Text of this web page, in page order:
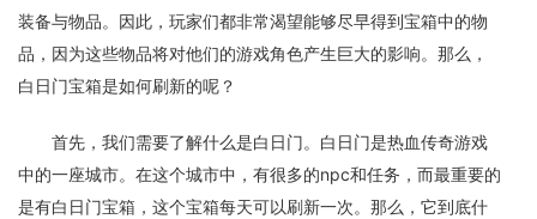
装备与物品。因此，玩家们都非常渴望能够尽早得到宝箱中的物
品，因为这些物品将对他们的游戏角色产生巨大的影响。那么，
白日门宝箱是如何刷新的呢？
首先，我们需要了解什么是白日门。白日门是热血传奇游戏
中的一座城市。在这个城市中，有很多的npc和任务，而最重要的
是有白日门宝箱，这个宝箱每天可以刷新一次。那么，它到底什